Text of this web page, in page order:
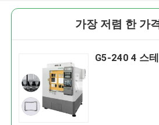
가장 저렴 한 가
G5-240 4 스